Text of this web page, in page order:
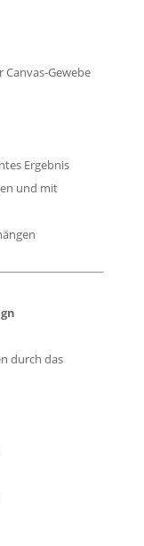
Gewebe
Ergebnis
und mit
durch das